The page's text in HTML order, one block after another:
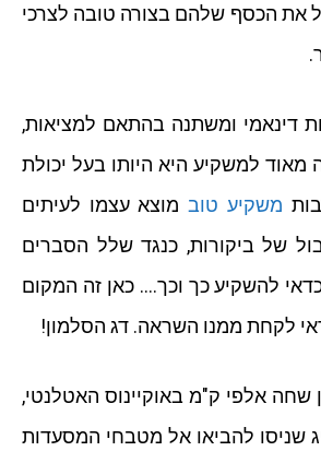
את הכסף שלהם בצורה טובה לצרכי
דינאמי ומשתנה בהתאם למציאות,
מאוד למשקיע היא היותו בעל יכולת
משקיע טובמוצא עצמו לעיתים
של ביקורות, כנגד שלל הסברים
להשקיע כך וכך…. כאן זה המקום
לקחת ממנו השראה. דג הסלמון!
אלפי ק"מ באוקיינוס האטלנטי,
שניסו להביאו אל מטבחי המסעדות